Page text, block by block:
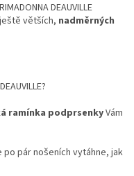
DEAUVILLE
větších, nadměrných
ramínka podprsenkyVám
pár nošeních vytáhne, jak